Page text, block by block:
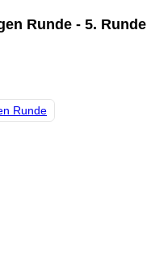
Runde - 5. Runde
Runde